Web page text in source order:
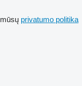
privatumo politika